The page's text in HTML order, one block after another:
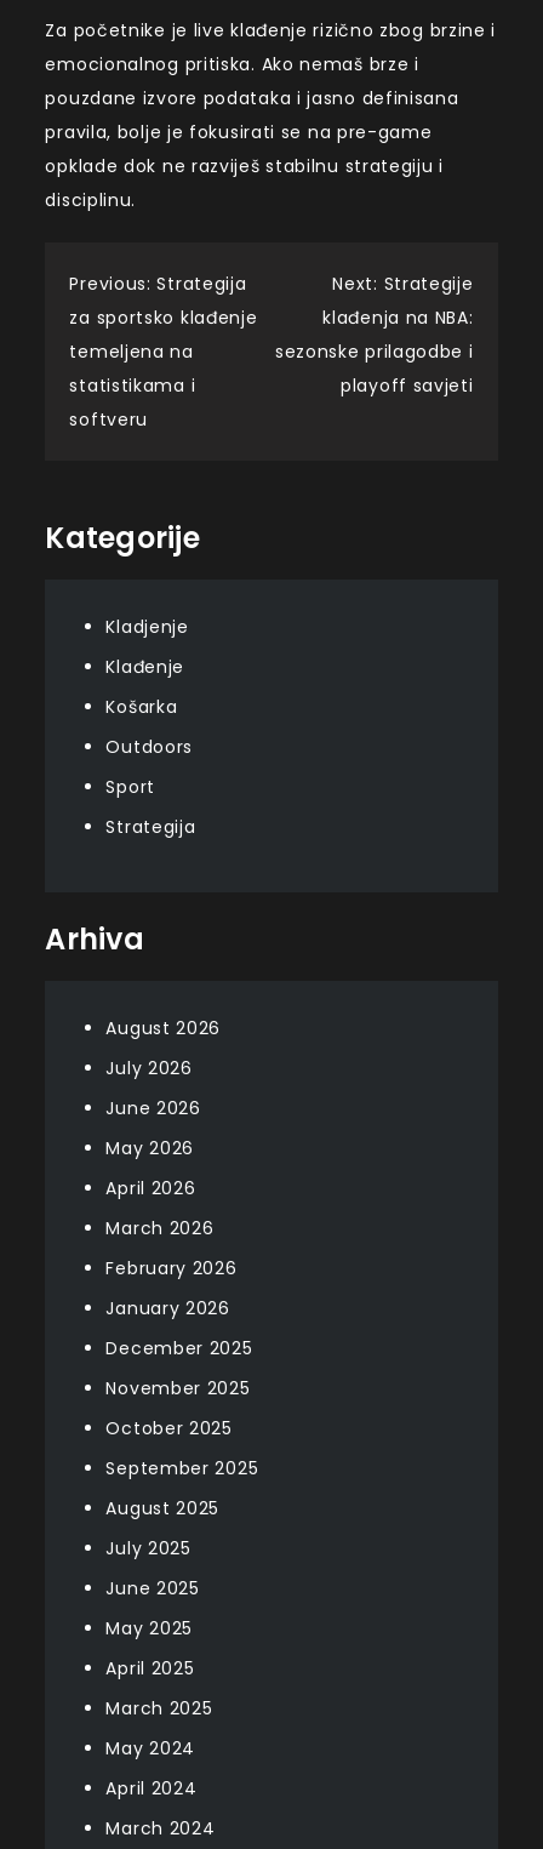
Za početnike je live klađenje rizično zbog brzine i
emocionalnog pritiska. Ako nemaš brze i
pouzdane izvore podataka i jasno definisana
pravila, bolje je fokusirati se na pre-game
opklade dok ne razviješ stabilnu strategiju i
disciplinu.
Post
navigation
Previous: Strategija
za sportsko klađenje
temeljena na
statistikama i
softveru
Next: Strategije
klađenja na NBA:
sezonske prilagodbe i
playoff savjeti
Kategorije
Kladjenje
Klađenje
Košarka
Outdoors
Sport
Strategija
Arhiva
August 2026
July 2026
June 2026
May 2026
April 2026
March 2026
February 2026
January 2026
December 2025
November 2025
October 2025
September 2025
August 2025
July 2025
June 2025
May 2025
April 2025
March 2025
May 2024
April 2024
March 2024